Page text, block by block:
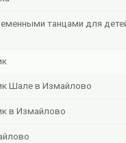
танцами для
Шале в Измайлово
в Измайлово